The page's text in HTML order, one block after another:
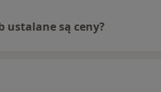
ustalane są ceny?